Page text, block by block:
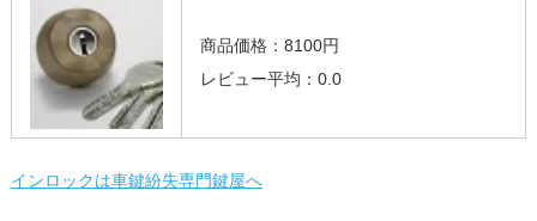
商品価格：8100円
レビュー平均：0.0
インロックは車鍵紛失専門鍵屋へ